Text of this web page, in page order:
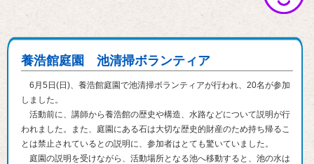
養浩館庭園 池清掃ボランティア
6月5日(日)、養浩館庭園で池清掃ボランティアが行われ、20名が参加
しました。
活動前に、講師から養浩館の歴史や構造、水路などについて説明が行
われました。また、庭園にある石は大切な歴史的財産のため持ち帰るこ
とは禁止されているとの説明に、参加者はとても驚いていました。
庭園の説明を受けながら、活動場所となる池へ移動すると、池の水は